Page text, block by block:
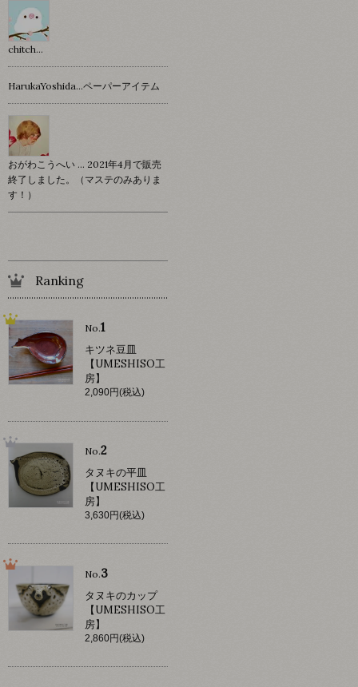
chitch…
HarukaYoshida…ペーパーアイテム
おがわこうへい … 2021年4月で販売
終了しました。（マステのみありま
す！）
Ranking
No.1
キツネ豆皿
【UMESHISO工
房】
2,090円(税込)
No.2
タヌキの平皿
【UMESHISO工
房】
3,630円(税込)
No.3
タヌキのカップ
【UMESHISO工
房】
2,860円(税込)